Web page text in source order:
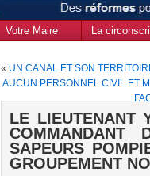
Votre Maire
La
« UN CANAL ET SON
AUCUN PERSONNEL CIVIL ET
LE LIEUTENANT
COMMANDANT
SAPEURS
GROUPEMENT